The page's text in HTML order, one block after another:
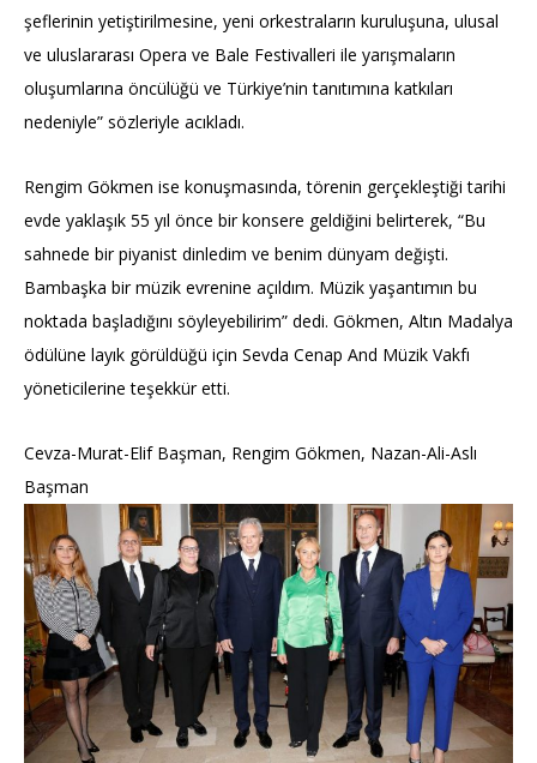
şeflerinin yetiştirilmesine, yeni orkestraların kuruluşuna, ulusal
ve uluslararası Opera ve Bale Festivalleri ile yarışmaların
oluşumlarına öncülüğü ve Türkiye’nin tanıtımına katkıları
nedeniyle” sözleriyle acıkladı.
Rengim Gökmen ise konuşmasında, törenin gerçekleştiği tarihi
evde yaklaşık 55 yıl önce bir konsere geldiğini belirterek, “Bu
sahnede bir piyanist dinledim ve benim dünyam değişti.
Bambaşka bir müzik evrenine açıldım. Müzik yaşantımın bu
noktada başladığını söyleyebilirim” dedi. Gökmen, Altın Madalya
ödülüne layık görüldüğü için Sevda Cenap And Müzik Vakfı
yöneticilerine teşekkür etti.
Cevza-Murat-Elif Başman, Rengim Gökmen, Nazan-Ali-Aslı
Başman